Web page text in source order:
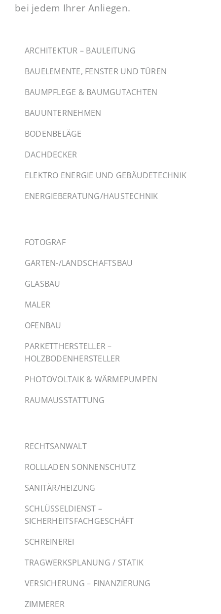
bei jedem Ihrer Anliegen.
ARCHITEKTUR – BAULEITUNG
BAUELEMENTE, FENSTER UND TÜREN
BAUMPFLEGE & BAUMGUTACHTEN
BAUUNTERNEHMEN
BODENBELÄGE
DACHDECKER
ELEKTRO ENERGIE UND GEBÄUDETECHNIK
ENERGIEBERATUNG/HAUSTECHNIK
FOTOGRAF
GARTEN-/LANDSCHAFTSBAU
GLASBAU
MALER
OFENBAU
PARKETTHERSTELLER –
HOLZBODENHERSTELLER
PHOTOVOLTAIK & WÄRMEPUMPEN
RAUMAUSSTATTUNG
RECHTSANWALT
ROLLLADEN SONNENSCHUTZ
SANITÄR/HEIZUNG
SCHLÜSSELDIENST –
SICHERHEITSFACHGESCHÄFT
SCHREINEREI
TRAGWERKSPLANUNG / STATIK
VERSICHERUNG – FINANZIERUNG
ZIMMERER